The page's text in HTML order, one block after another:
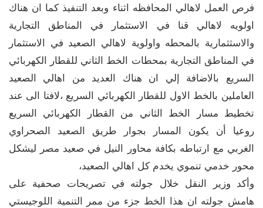
فرص العمل لاهالي المحافظه اثناء وبعد التنفيذ كما ان هناك
اولويه لاهالي قنا في الاستثمار في المناطق التجارية
والاسثثمارية بالمحطه واولوية لاهالي الصعيد في الاستثمار
في المناطق التجارية بمحطات الخط الثاني للقطار الكهربائي
السريع بالاضافة إلي ان هناك العديد من اهالي الصعيد
العاملين بالخط الاول للقطار الكهربائي السريع ،لافتا الى عند
تخطيط مسار الخط الثاني من القطار الكهربائي السريع
روعيا أن يكون المسار بجوار طريق الصعيد الصحراوي
الغربي مع ارتباطه بكافة محاور النيل في صعيد مصر ليشكل
محور خدمي تنموي يخدم كل اهالي الصعيد،
وأكد وزير النقل خلال جولته في تصريحات صحفية على
هامش جولته ان هذا الخط جزء من ممر التنمية اللوجيستي